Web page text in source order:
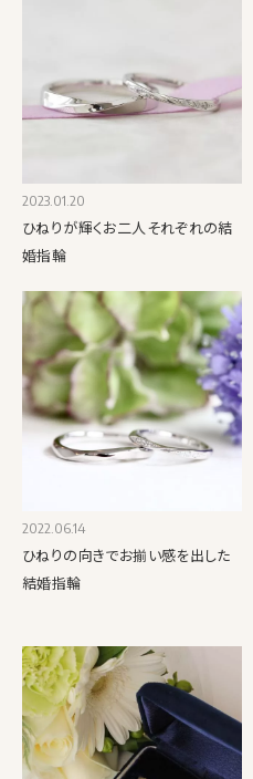
2023.01.20
ひねりが輝くお二人それぞれの結
婚指輪
2022.06.14
ひねりの向きでお揃い感を出した
結婚指輪